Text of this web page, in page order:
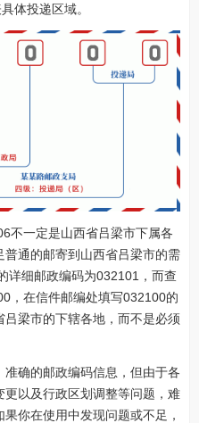
体投递区域。
不一定是山西省吕梁市下属各
通的邮寄到山西省吕梁市的需
详细邮政编码为032101，而查
，在信件邮编处填写032100的
梁市的下辖各地，而不是必须
确的邮政编码信息，但由于各
以及行政区划调整等问题，难
你在使用中发现问题或不足，